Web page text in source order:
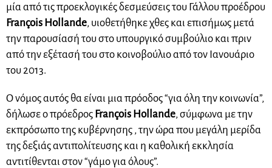
μία από τις προεκλογικές δεσμεύσεις του Γάλλου προέδρου
François Hollande, υιοθετήθηκε χθες και επισήμως μετά
την παρουσίασή του στο υπουργικό συμβούλιο και πριν
από την εξέτασή του στο κοινοβούλιο από τον Ιανουάριο
του 2013.
Ο νόμος αυτός θα είναι μια πρόοδος “για όλη την κοινωνία”,
δήλωσε ο πρόεδρος François Hollande, σύμφωνα με την
εκπρόσωπο της κυβέρνησης , την ώρα που μεγάλη μερίδα
της δεξιάς αντιπολίτευσης και η καθολική εκκλησία
αντιτίθενται στον “γάμο για όλους”.